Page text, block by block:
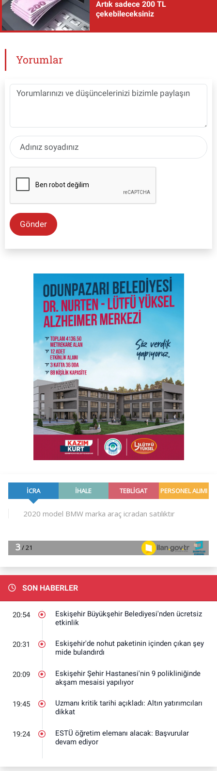
Artık sadece 200 TL
çekebileceksiniz
Yorumlar
Gönder
SON HABERLER
20:54
Eskişehir Büyükşehir Belediyesi'nden ücretsiz
etkinlik
20:31
Eskişehir'de nohut paketinin içinden çıkan şey
mide bulandırdı
20:09
Eskişehir Şehir Hastanesi'nin 9 polikliniğinde
akşam mesaisi yapılıyor
19:45
Uzmanı kritik tarihi açıkladı: Altın yatırımcıları
dikkat
19:24
ESTÜ öğretim elemanı alacak: Başvurular
devam ediyor